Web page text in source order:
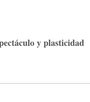
y plasticidad